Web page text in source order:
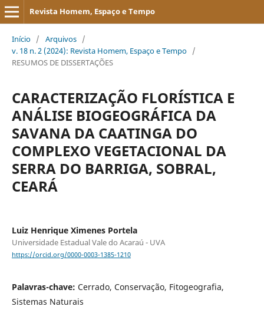
Revista Homem, Espaço e Tempo
Início / Arquivos /
v. 18 n. 2 (2024): Revista Homem, Espaço e Tempo /
RESUMOS DE DISSERTAÇÕES
CARACTERIZAÇÃO FLORÍSTICA E
ANÁLISE BIOGEOGRÁFICA DA
SAVANA DA CAATINGA DO
COMPLEXO VEGETACIONAL DA
SERRA DO BARRIGA, SOBRAL,
CEARÁ
Luiz Henrique Ximenes Portela
Universidade Estadual Vale do Acaraú - UVA
https://orcid.org/0000-0003-1385-1210
Palavras-chave: Cerrado, Conservação, Fitogeografia,
Sistemas Naturais